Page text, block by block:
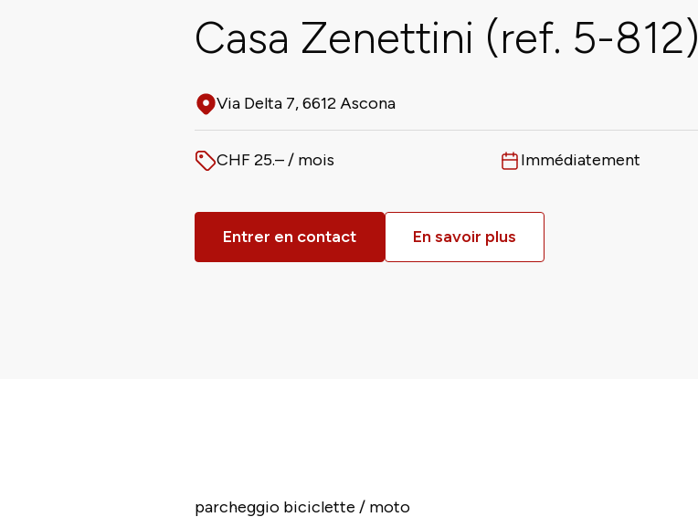
Casa Zenettini (ref. 5-812)
Adresse
Via Delta 7, 6612 Ascona
PrixCHF 25.– / mois Disponible dès
Immédiatement
Entrer en contact En savoir plus
parcheggio biciclette / moto